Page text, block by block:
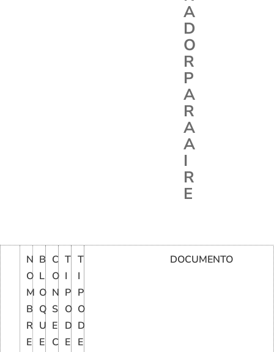
A
D
O
R
P
A
R
A
A
I
R
E
N
O
M
B
R
E
B
L
O
Q
U
E
C
O
N
S
E
C
T
I
P
O
D
E
T
I
P
O
D
E
DOCUMENTO